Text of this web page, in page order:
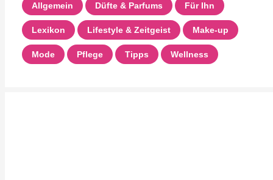
Allgemein Düfte & Parfums Für Ihn
Lexikon Lifestyle & Zeitgeist Make-up
Mode Pflege Tipps Wellness